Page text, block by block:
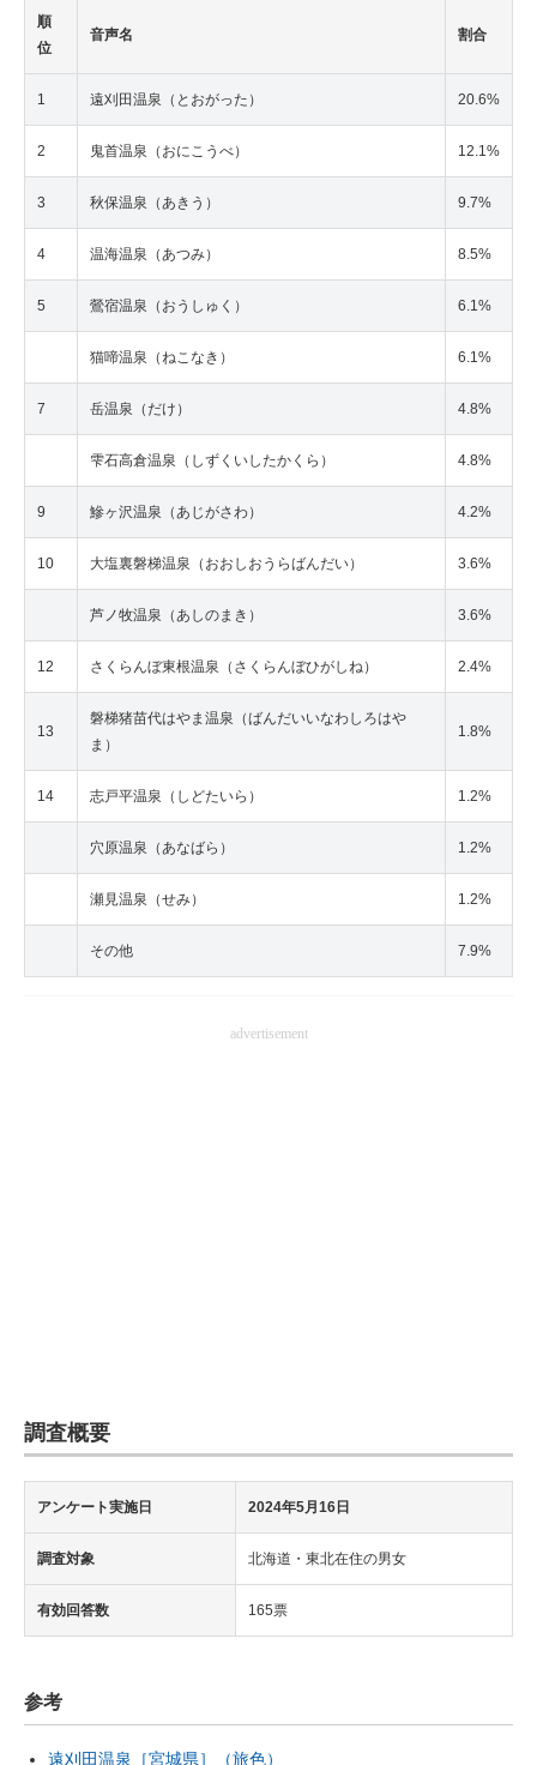
順
位
音声名 割合
1 遠刈田温泉（とおがった） 20.6%
2 鬼首温泉（おにこうべ） 12.1%
3 秋保温泉（あきう） 9.7%
4 温海温泉（あつみ） 8.5%
5 鶯宿温泉（おうしゅく） 6.1%
猫啼温泉（ねこなき） 6.1%
7 岳温泉（だけ） 4.8%
雫石高倉温泉（しずくいしたかくら） 4.8%
9 鰺ヶ沢温泉（あじがさわ） 4.2%
10 大塩裏磐梯温泉（おおしおうらばんだい） 3.6%
芦ノ牧温泉（あしのまき） 3.6%
12 さくらんぼ東根温泉（さくらんぼひがしね） 2.4%
13
磐梯猪苗代はやま温泉（ばんだいいなわしろはや
ま）
1.8%
14 志戸平温泉（しどたいら） 1.2%
穴原温泉（あなばら） 1.2%
瀬見温泉（せみ） 1.2%
その他 7.9%
advertisement
調査概要
アンケート実施日 2024年5月16日
調査対象 北海道・東北在住の男女
有効回答数 165票
参考
遠刈田温泉［宮城県］（旅色）